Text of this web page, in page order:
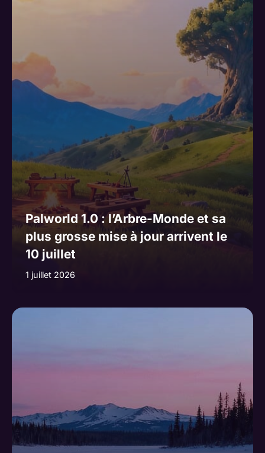
Palworld 1.0 : l’Arbre-Monde et sa
plus grosse mise à jour arrivent le
10 juillet
1 juillet 2026